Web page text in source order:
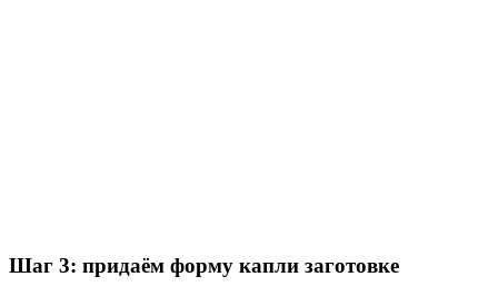
Шаг 3: придаём форму капли заготовке